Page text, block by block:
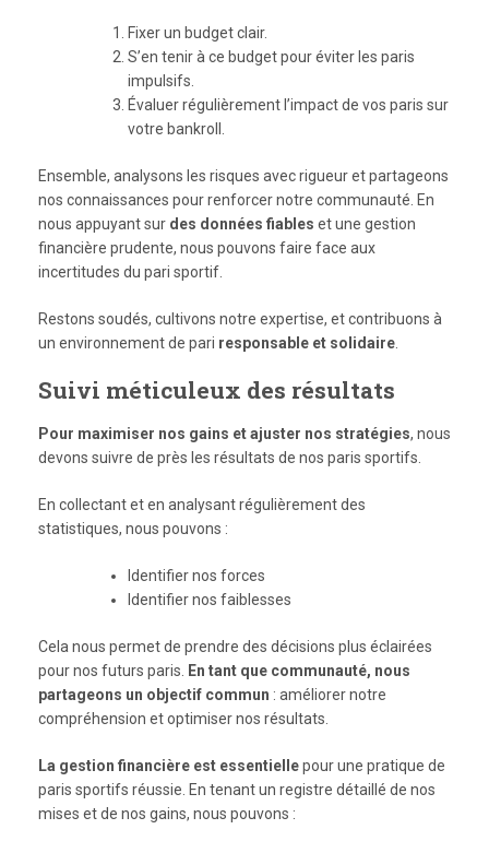
Fixer un budget clair.
S’en tenir à ce budget pour éviter les paris
impulsifs.
Évaluer régulièrement l’impact de vos paris sur
votre bankroll.
Ensemble, analysons les risques avec rigueur et partageons
nos connaissances pour renforcer notre communauté. En
nous appuyant sur des données fiables et une gestion
financière prudente, nous pouvons faire face aux
incertitudes du pari sportif.
Restons soudés, cultivons notre expertise, et contribuons à
un environnement de pari responsable et solidaire.
Suivi méticuleux des résultats
Pour maximiser nos gains et ajuster nos stratégies, nous
devons suivre de près les résultats de nos paris sportifs.
En collectant et en analysant régulièrement des
statistiques, nous pouvons :
Identifier nos forces
Identifier nos faiblesses
Cela nous permet de prendre des décisions plus éclairées
pour nos futurs paris.
En tant que communauté, nous
partageons un objectif commun : améliorer notre
compréhension et optimiser nos résultats.
La gestion financière est essentiellepour une pratique de
paris sportifs réussie. En tenant un registre détaillé de nos
mises et de nos gains, nous pouvons :